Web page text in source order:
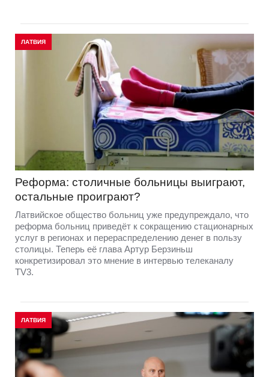
ЛАТВИЯ
Реформа: столичные больницы выиграют,
остальные проиграют?
Латвийское общество больниц уже предупреждало, что
реформа больниц приведёт к сокращению стационарных
услуг в регионах и перераспределению денег в пользу
столицы. Теперь её глава Артур Берзиньш
конкретизировал это мнение в интервью телеканалу
TV3.
ЛАТВИЯ